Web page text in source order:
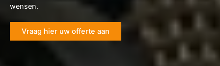
wensen.
Vraag hier uw offerte aan